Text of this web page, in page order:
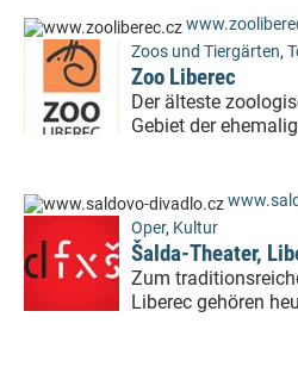
Zoos und Tiergärten,
Zoo Liberec
Der älteste
Gebiet der
Oper, Kultur
Šalda-Theater,
Zum
Liberec gehören